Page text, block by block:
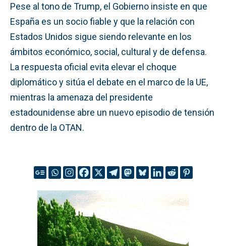
Pese al tono de Trump, el Gobierno insiste en que
España es un socio fiable y que la relación con
Estados Unidos sigue siendo relevante en los
ámbitos económico, social, cultural y de defensa.
La respuesta oficial evita elevar el choque
diplomático y sitúa el debate en el marco de la UE,
mientras la amenaza del presidente
estadounidense abre un nuevo episodio de tensión
dentro de la OTAN.